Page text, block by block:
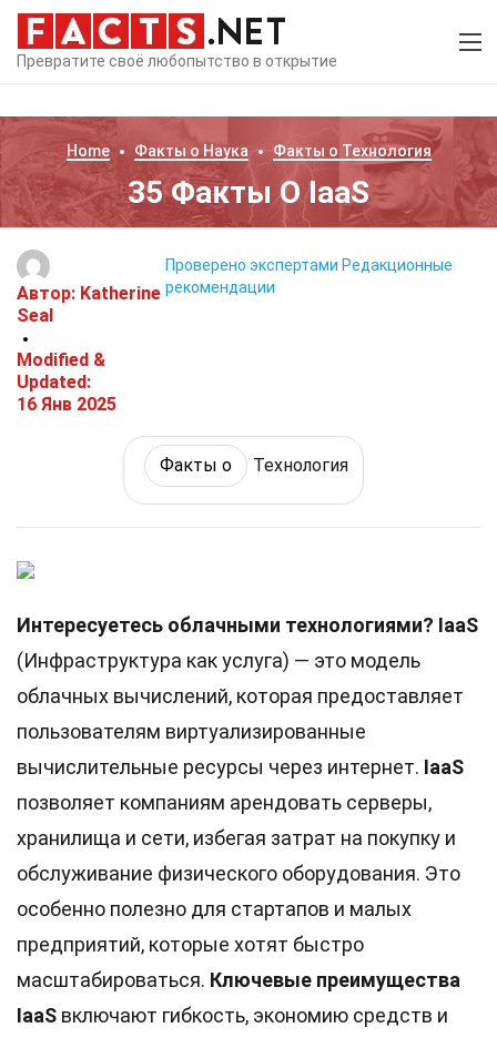
Превратите своё любопытство в открытие
Home Факты о Наука Факты о Технология
35 Факты О IaaS
Автор: Katherine
Seal
Modified &
Updated:
16 Янв 2025
Проверено экспертами Редакционные
рекомендации
Факты о Технология
Интересуетесь облачными технологиями? IaaS
(Инфраструктура как услуга) — это модель
облачных вычислений, которая предоставляет
пользователям виртуализированные
вычислительные ресурсы через интернет. IaaS
позволяет компаниям арендовать серверы,
хранилища и сети, избегая затрат на покупку и
обслуживание физического оборудования. Это
особенно полезно для стартапов и малых
предприятий, которые хотят быстро
масштабироваться. Ключевые преимущества
IaaS включают гибкость, экономию средств и